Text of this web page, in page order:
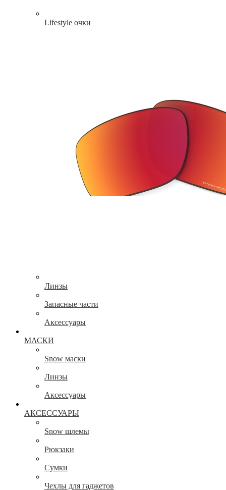
Lifestyle очки
Линзы
Запасные части
Аксессуары
МАСКИ
Snow маски
Линзы
Аксессуары
АКСЕССУАРЫ
Snow шлемы
Рюкзаки
Сумки
Чехлы для гаджетов